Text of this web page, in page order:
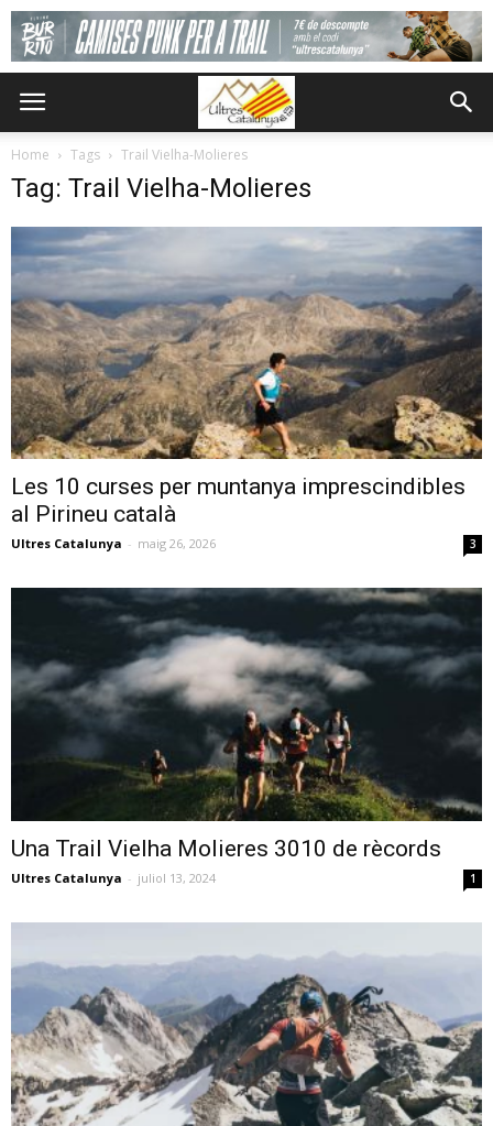
Home Tags Trail Vielha-Molieres
Tag: Trail Vielha-Molieres
Les 10 curses per muntanya imprescindibles
al Pirineu català
Ultres Catalunya - maig 26, 2026 3
Una Trail Vielha Molieres 3010 de rècords
Ultres Catalunya - juliol 13, 2024 1